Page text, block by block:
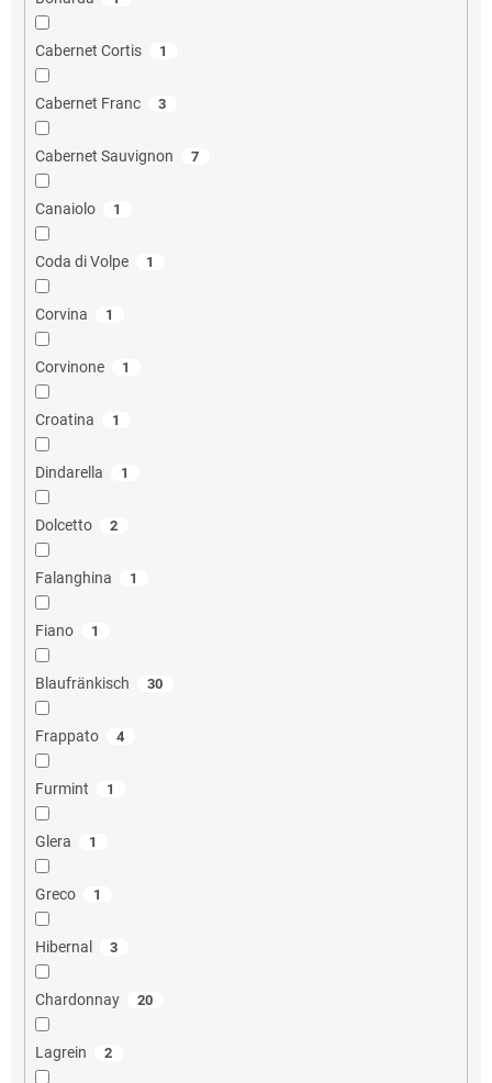
Cabernet Cortis 1
Cabernet Franc 3
Cabernet Sauvignon 7
Canaiolo 1
Coda di Volpe 1
Corvina 1
Corvinone 1
Croatina 1
Dindarella 1
Dolcetto 2
Falanghina 1
Fiano 1
Blaufränkisch 30
Frappato 4
Furmint 1
Glera 1
Greco 1
Hibernal 3
Chardonnay 20
Lagrein 2